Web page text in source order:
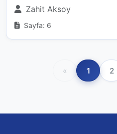
Zahit Aksoy
Sayfa: 6
« 1 2